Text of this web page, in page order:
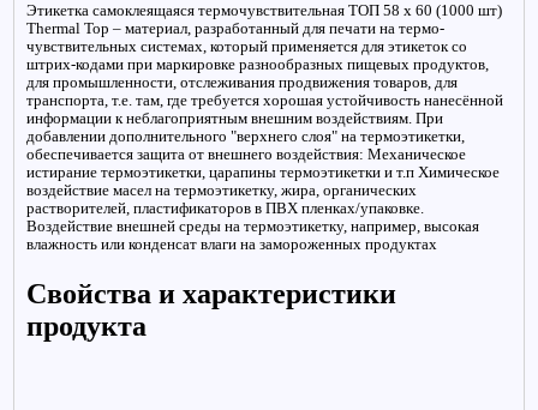
Этикетка самоклеящаяся термочувствительная TOП 58 х 60 (1000 шт)
Thermal Top – материал, разработанный для печати на термо-
чувствительных системах, который применяется для этикеток со
штрих-кодами при маркировке разнообразных пищевых продуктов,
для промышленности, отслеживания продвижения товаров, для
транспорта, т.е. там, где требуется хорошая устойчивость нанесённой
информации к неблагоприятным внешним воздействиям. При
добавлении дополнительного "верхнего слоя" на термоэтикетки,
обеспечивается защита от внешнего воздействия: Механическое
истирание термоэтикетки, царапины термоэтикетки и т.п Химическое
воздействие масел на термоэтикетку, жира, органических
растворителей, пластификаторов в ПВХ пленках/упаковке.
Воздействие внешней среды на термоэтикетку, например, высокая
влажность или конденсат влаги на замороженных продуктах
Свойства и характеристики
продукта